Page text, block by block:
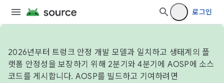
로그인
2026년부터 트렁크 안정 개발 모델과 일치하고 생태계의 플
랫폼 안정성을 보장하기 위해 2분기와 4분기에 AOSP에 소스
코드를 게시합니다. AOSP를 빌드하고 기여하려면